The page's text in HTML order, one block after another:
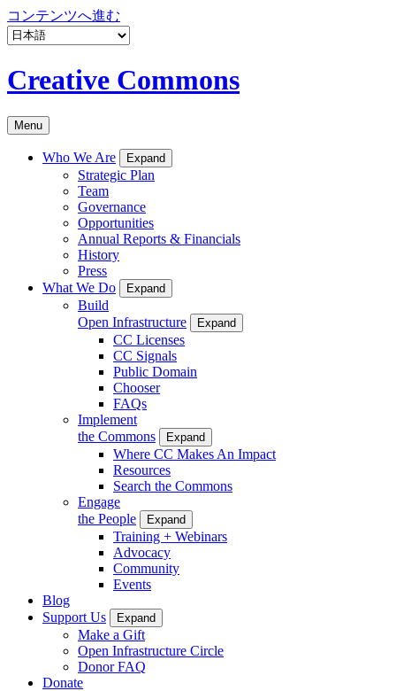
コンテンツへ進む
Creative Commons
Menu
Who We Are Expand
Strategic Plan
Team
Governance
Opportunities
Annual Reports & Financials
History
Press
What We Do
Expand
Build
Open Infrastructure
Expand
CC Licenses
CC Signals
Public Domain
Chooser
FAQs
Implement
the Commons
Expand
Where CC Makes An Impact
Resources
Search the Commons
Engage
the People
Expand
Training + Webinars
Advocacy
Community
Events
Blog
Support Us
Expand
Make a Gift
Open Infrastructure Circle
Donor FAQ
Donate